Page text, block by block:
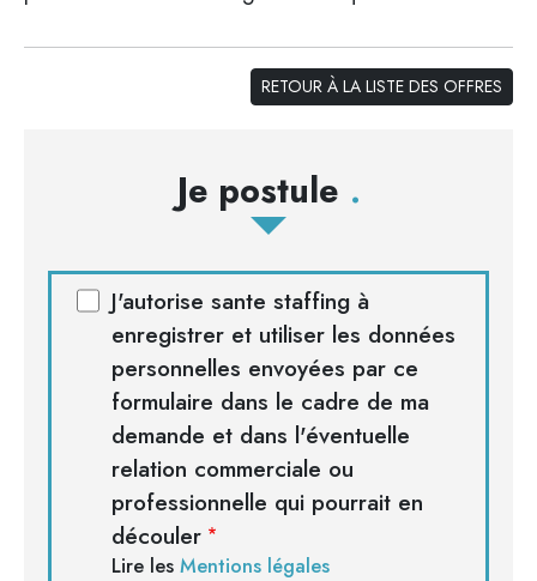
RETOUR À LA LISTE DES OFFRES
Je postule
J'autorise sante staffing à
enregistrer et utiliser les données
personnelles envoyées par ce
formulaire dans le cadre de ma
demande et dans l'éventuelle
relation commerciale ou
professionnelle qui pourrait en
découler
Lire les Mentions légales